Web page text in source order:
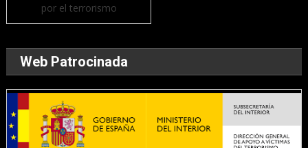
por el terrorismo
Web Patrocinada